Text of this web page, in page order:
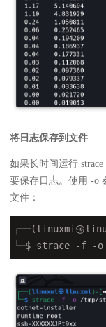
将日志保存到文件
如果长时间运行
要保存日志。使用 -o
文件：
┌──(linuxmi㉿
└─$ strace
-f -o